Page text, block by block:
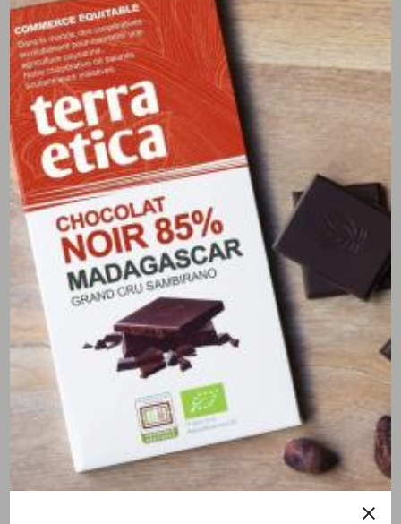
Litchis dénoyautés
Madagascar
Sans conservateurs - 420g
5,82 €